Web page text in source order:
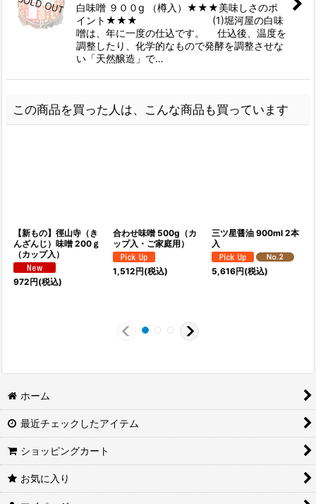
白味噌 ９００g （樽入）★★★美味しさのポ
イント★★★ (1)堀河屋の白味
噌は、年に一度の仕込です。 仕込後、温度を
調整したり、化学的なもので発酵を調整させな
い「天然醸造」で…
この商品を買った人は、こんな商品も買っています
【新もの】徑山寺（き
んざんじ）味噌 200ｇ
（カップ入）
972円(税込)
合わせ味噌 500g（カ
ップ入・ご家庭用）
1,512円(税込)
三ツ星醤油 900ml 2本
入
5,616円(税込)
ホーム
最近チェックしたアイテム
ショッピングカート
お気に入り